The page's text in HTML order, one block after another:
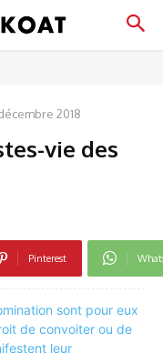
2018
vie des
Pinterest